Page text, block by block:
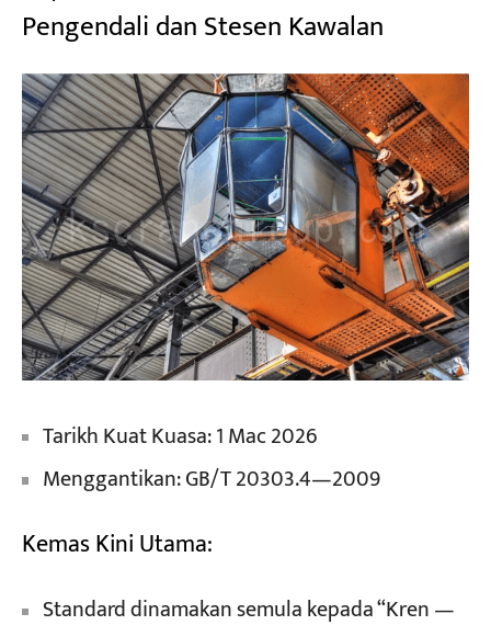
Pengendali dan Stesen Kawalan
Tarikh Kuat Kuasa: 1 Mac 2026
Menggantikan: GB/T 20303.4—2009
Kemas Kini Utama:
Standard dinamakan semula kepada “Kren —